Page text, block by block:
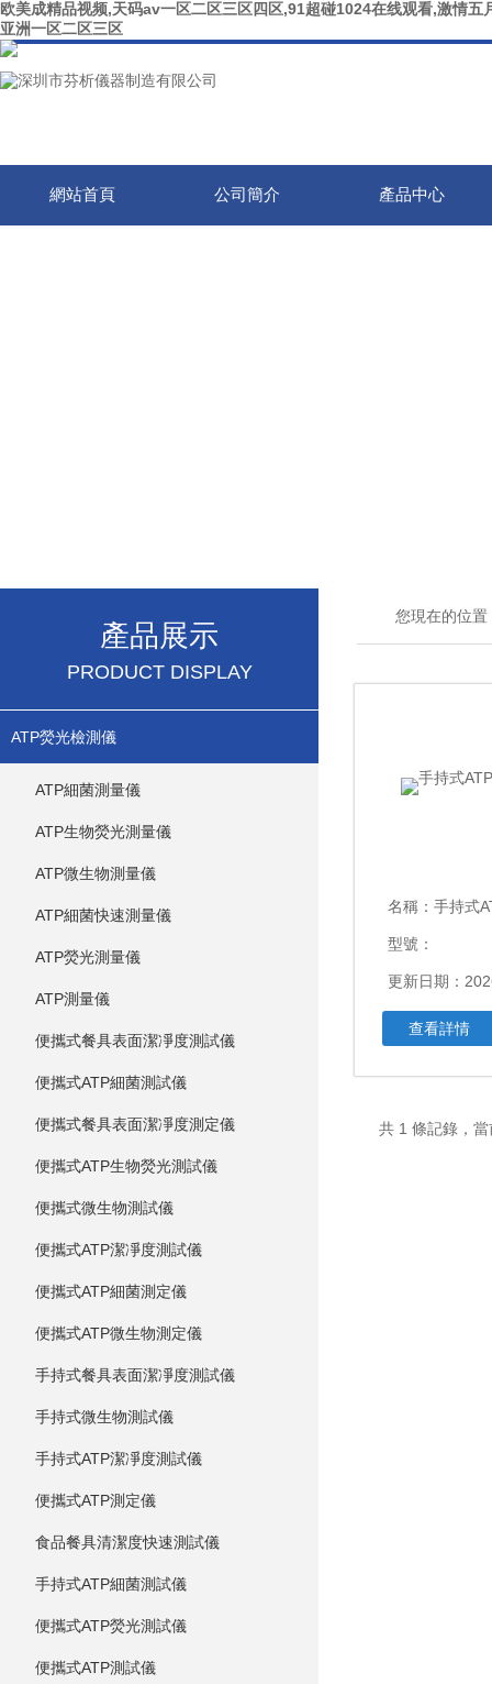
欧美成精品视频,天码av一区二区三区四区,91超碰1024在线观看,激情
亚洲一区二区三区
網站首頁 公司簡介 產品中心
產品展示
PRODUCT DISPLAY
ATP熒光檢測儀
ATP細菌測量儀
ATP生物熒光測量儀
ATP微生物測量儀
ATP細菌快速測量儀
ATP熒光測量儀
ATP測量儀
便攜式餐具表面潔凈度測試儀
便攜式ATP細菌測試儀
便攜式餐具表面潔凈度測定儀
便攜式ATP生物熒光測試儀
便攜式微生物測試儀
便攜式ATP潔凈度測試儀
便攜式ATP細菌測定儀
便攜式ATP微生物測定儀
手持式餐具表面潔凈度測試儀
手持式微生物測試儀
手持式ATP潔凈度測試儀
便攜式ATP測定儀
食品餐具清潔度快速測試儀
手持式ATP細菌測試儀
便攜式ATP熒光測試儀
便攜式ATP測試儀
您現在的位置
名稱： 手持式
型號：
更新日期：
查看詳情
共 1 條記錄，